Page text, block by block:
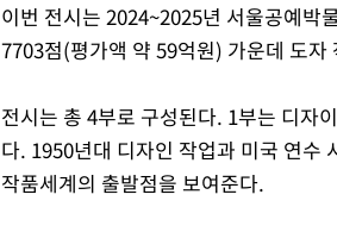
이번 전시는 2024~2025년 서울공예박
7703점(평가액 약 59억원) 가운데 도
전시는 총 4부로 구성된다. 1부는 디자
다. 1950년대 디자인 작업과 미국 연수
작품세계의 출발점을 보여준다.